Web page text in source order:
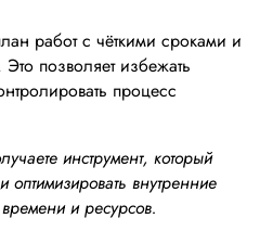
работ с чёткими сроками и
позволяет избежать
процесс
инструмент, который
оптимизировать внутренние
и ресурсов.